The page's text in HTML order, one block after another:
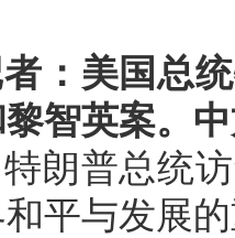
：美国总
智英案。
朗普总统
平与发展